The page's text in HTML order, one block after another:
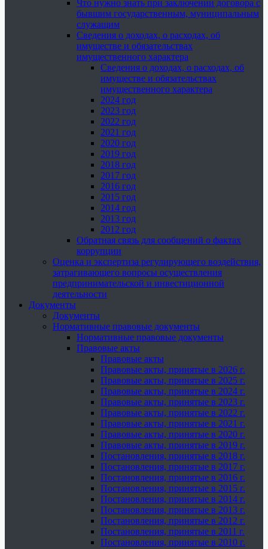
Что нужно знать при заключении договора с
бывшим государственным, муниципальным
служащим
Сведения о доходах, о расходах, об
имуществе и обязательствах
имущественного характера
Сведения о доходах, о расходах, об
имуществе и обязательствах
имущественного характера
2024 год
2023 год
2022 год
2021 год
2020 год
2019 год
2018 год
2017 год
2016 год
2015 год
2014 год
2013 год
2012 год
Обратная связь для сообщений о фактах
коррупции
Оценка и экспертиза регулирующего воздействия,
затрагивающего вопросы осуществления
предпринимательской и инвестиционной
деятельности
Документы
Документы
Нормативные правовые документы
Нормативные правовые документы
Правовые акты
Правовые акты
Правовые акты, принятые в 2026 г.
Правовые акты, принятые в 2025 г.
Правовые акты, принятые в 2024 г.
Правовые акты, принятые в 2023 г.
Правовые акты, принятые в 2022 г.
Правовые акты, принятые в 2021 г.
Правовые акты, принятые в 2020 г.
Правовые акты, принятые в 2019 г.
Постановления, принятые в 2018 г.
Постановления, принятые в 2017 г.
Постановления, принятые в 2016 г.
Постановления, принятые в 2015 г.
Постановления, принятые в 2014 г.
Постановления, принятые в 2013 г.
Постановления, принятые в 2012 г.
Постановления, принятые в 2011 г.
Постановления, принятые в 2010 г.